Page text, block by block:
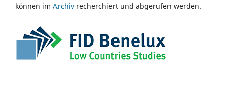
können im Archiv recherchiert und abgerufen werden.